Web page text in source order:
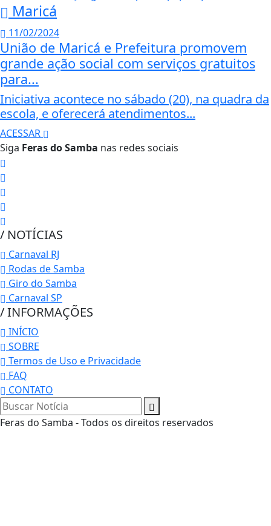
Maricá
11/02/2024
União de Maricá e Prefeitura promovem
grande ação social com serviços gratuitos
para...
Iniciativa acontece no sábado (20), na quadra da
escola, e oferecerá atendimentos...
ACESSAR
Siga Feras do Samba nas redes sociais
/ NOTÍCIAS
Carnaval RJ
Rodas de Samba
Giro do Samba
Carnaval SP
/ INFORMAÇÕES
INÍCIO
SOBRE
Termos de Uso e Privacidade
FAQ
CONTATO
Feras do Samba - Todos os direitos reservados